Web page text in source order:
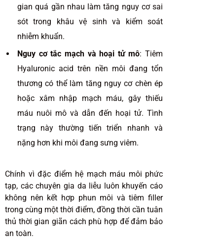
gian quá gần nhau làm tăng nguy cơ sai
sót trong khâu vệ sinh và kiểm soát
nhiễm khuẩn.
Nguy cơ tắc mạch và hoại tử mô: Tiêm
Hyaluronic acid trên nền môi đang tổn
thương có thể làm tăng nguy cơ chèn ép
hoặc xâm nhập mạch máu, gây thiếu
máu nuôi mô và dẫn đến hoại tử. Tình
trạng này thường tiến triển nhanh và
nặng hơn khi môi đang sưng viêm.
Chính vì đặc điểm hệ mạch máu môi phức
tạp, các chuyên gia da liễu luôn khuyến cáo
không nên kết hợp phun môi và tiêm filler
trong cùng một thời điểm, đồng thời cần tuân
thủ thời gian giãn cách phù hợp để đảm bảo
an toàn.